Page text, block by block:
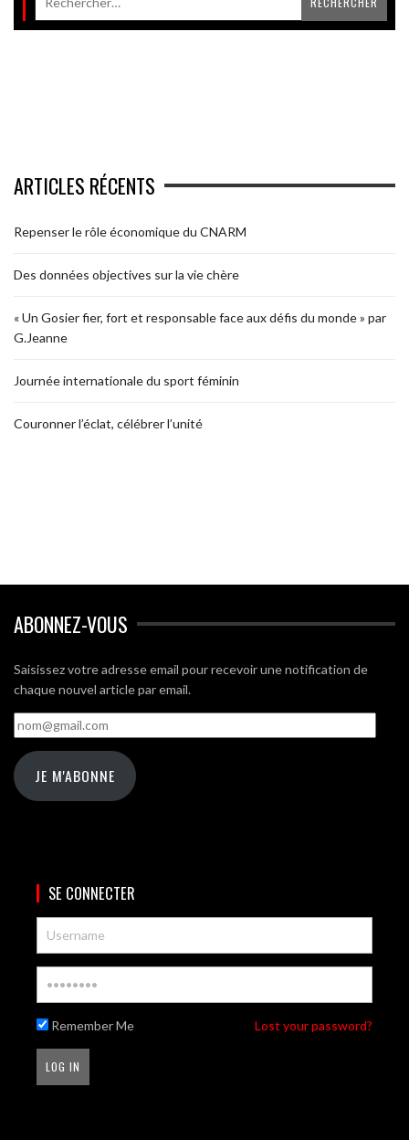
ARTICLES RÉCENTS
Repenser le rôle économique du CNARM
Des données objectives sur la vie chère
« Un Gosier fier, fort et responsable face aux défis du monde » par
G.Jeanne
Journée internationale du sport féminin
Couronner l’éclat, célébrer l’unité
ABONNEZ-VOUS
Saisissez votre adresse email pour recevoir une notification de
chaque nouvel article par email.
nom@gmail.com
JE M'ABONNE
SE CONNECTER
Remember Me Lost your password?